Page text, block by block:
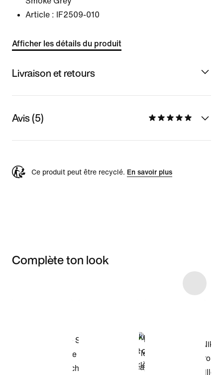
Article :
IF2509-010
Afficher les détails du produit
Livraison et retours
Avis (5)
Ce produit peut être recyclé. En savoir plus
Complète ton look